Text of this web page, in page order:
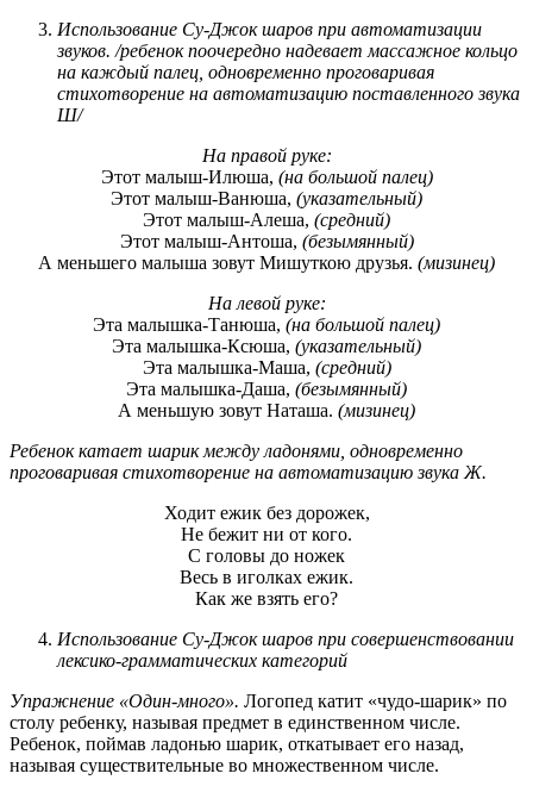
Использование Су-Джок шаров при автоматизации
звуков. /ребенок поочередно надевает массажное кольцо
на каждый палец, одновременно проговаривая
стихотворение на автоматизацию поставленного звука
Ш/
На правой руке:
Этот малыш-Илюша, (на большой палец)
Этот малыш-Ванюша, (указательный)
Этот малыш-Алеша, (средний)
Этот малыш-Антоша, (безымянный)
А меньшего малыша зовут Мишуткою друзья. (мизинец)
На левой руке:
Эта малышка-Танюша, (на большой палец)
Эта малышка-Ксюша, (указательный)
Эта малышка-Маша, (средний)
Эта малышка-Даша, (безымянный)
А меньшую зовут Наташа. (мизинец)
Ребенок катает шарик между ладонями, одновременно
проговаривая стихотворение на автоматизацию звука Ж.
Ходит ежик без дорожек,
Не бежит ни от кого.
С головы до ножек
Весь в иголках ежик.
Как же взять его?
Использование Су-Джок шаров при совершенствовании
лексико-грамматических категорий
Упражнение «Один-много». Логопед катит «чудо-шарик» по
столу ребенку, называя предмет в единственном числе.
Ребенок, поймав ладонью шарик, откатывает его назад,
называя существительные во множественном числе.